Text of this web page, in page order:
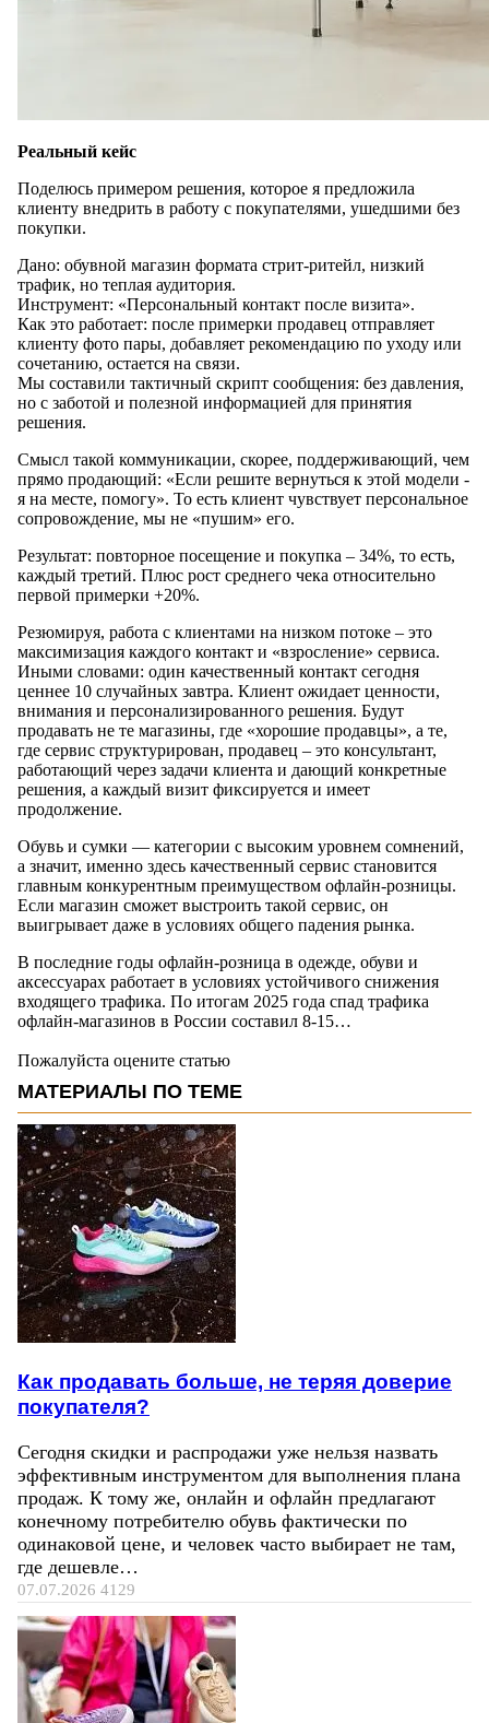
Реальный кейс
Поделюсь примером решения, которое я предложила
клиенту внедрить в работу с покупателями, ушедшими без
покупки.
Дано: обувной магазин формата стрит-ритейл, низкий
трафик, но теплая аудитория.
Инструмент: «Персональный контакт после визита».
Как это работает: после примерки продавец отправляет
клиенту фото пары, добавляет рекомендацию по уходу или
сочетанию, остается на связи.
Мы составили тактичный скрипт сообщения: без давления,
но с заботой и полезной информацией для принятия
решения.
Смысл такой коммуникации, скорее, поддерживающий, чем
прямо продающий: «Если решите вернуться к этой модели -
я на месте, помогу». То есть клиент чувствует персональное
сопровождение, мы не «пушим» его.
Результат: повторное посещение и покупка – 34%, то есть,
каждый третий. Плюс рост среднего чека относительно
первой примерки +20%.
Резюмируя, работа с клиентами на низком потоке – это
максимизация каждого контакт и «взросление» сервиса.
Иными словами: один качественный контакт сегодня
ценнее 10 случайных завтра. Клиент ожидает ценности,
внимания и персонализированного решения. Будут
продавать не те магазины, где «хорошие продавцы», а те,
где сервис структурирован, продавец – это консультант,
работающий через задачи клиента и дающий конкретные
решения, а каждый визит фиксируется и имеет
продолжение.
Обувь и сумки — категории с высоким уровнем сомнений,
а значит, именно здесь качественный сервис становится
главным конкурентным преимуществом офлайн-розницы.
Если магазин сможет выстроить такой сервис, он
выигрывает даже в условиях общего падения рынка.
В последние годы офлайн-розница в одежде, обуви и
аксессуарах работает в условиях устойчивого снижения
входящего трафика. По итогам 2025 года спад трафика
офлайн-магазинов в России составил 8-15…
Пожалуйста оцените статью
МАТЕРИАЛЫ ПО ТЕМЕ
Как продавать больше, не теряя доверие
покупателя?
Сегодня скидки и распродажи уже нельзя назвать
эффективным инструментом для выполнения плана
продаж. К тому же, онлайн и офлайн предлагают
конечному потребителю обувь фактически по
одинаковой цене, и человек часто выбирает не там,
где дешевле…
07.07.2026 4129